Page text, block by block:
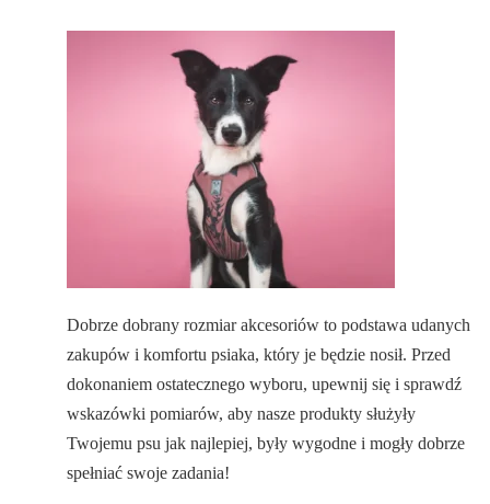
Dobrze dobrany rozmiar akcesoriów to podstawa udanych
zakupów i komfortu psiaka, który je będzie nosił. Przed
dokonaniem ostatecznego wyboru, upewnij się i sprawdź
wskazówki pomiarów, aby nasze produkty służyły
Twojemu psu jak najlepiej, były wygodne i mogły dobrze
spełniać swoje zadania!